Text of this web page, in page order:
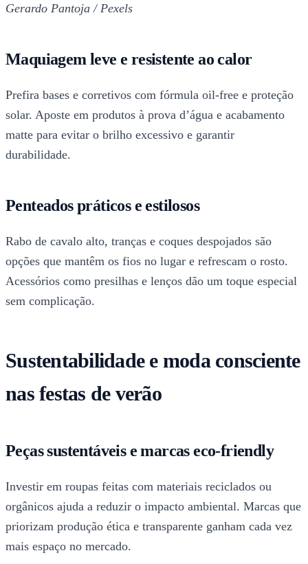
Gerardo Pantoja / Pexels
Maquiagem leve e resistente ao calor
Prefira bases e corretivos com fórmula oil-free e proteção
solar. Aposte em produtos à prova d’água e acabamento
matte para evitar o brilho excessivo e garantir
durabilidade.
Penteados práticos e estilosos
Rabo de cavalo alto, tranças e coques despojados são
opções que mantêm os fios no lugar e refrescam o rosto.
Acessórios como presilhas e lenços dão um toque especial
sem complicação.
Sustentabilidade e moda consciente
nas festas de verão
Peças sustentáveis e marcas eco-friendly
Investir em roupas feitas com materiais reciclados ou
orgânicos ajuda a reduzir o impacto ambiental. Marcas que
priorizam produção ética e transparente ganham cada vez
mais espaço no mercado.